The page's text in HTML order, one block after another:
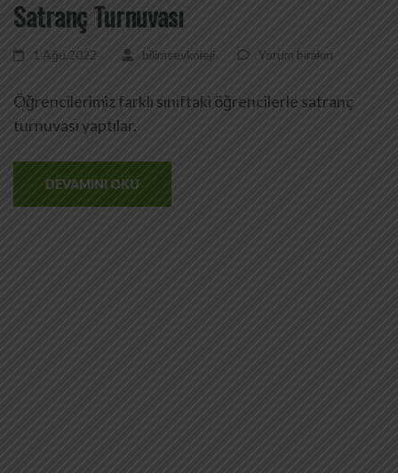
Satranç Turnuvası
1 Ağu,2022 bilimsevkoleji Yorum bırakın
Öğrencilerimiz farklı sınıftaki öğrencilerle satranç
turnuvası yaptılar.
DEVAMINI OKU